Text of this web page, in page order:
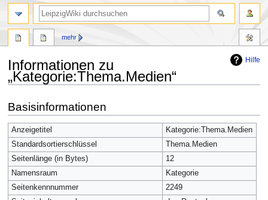
Hilfe
Informationen zu
„Kategorie:Thema.Medien“
Navigation
springen
Suche
springen
Basisinformationen
Anzeigetitel
Kategorie:Thema.Medien
Standardsortierschlüssel
Thema.Medien
Seitenlänge (in Bytes)
12
Namensraum
Kategorie
Seitenkennnummer
2249
mehr